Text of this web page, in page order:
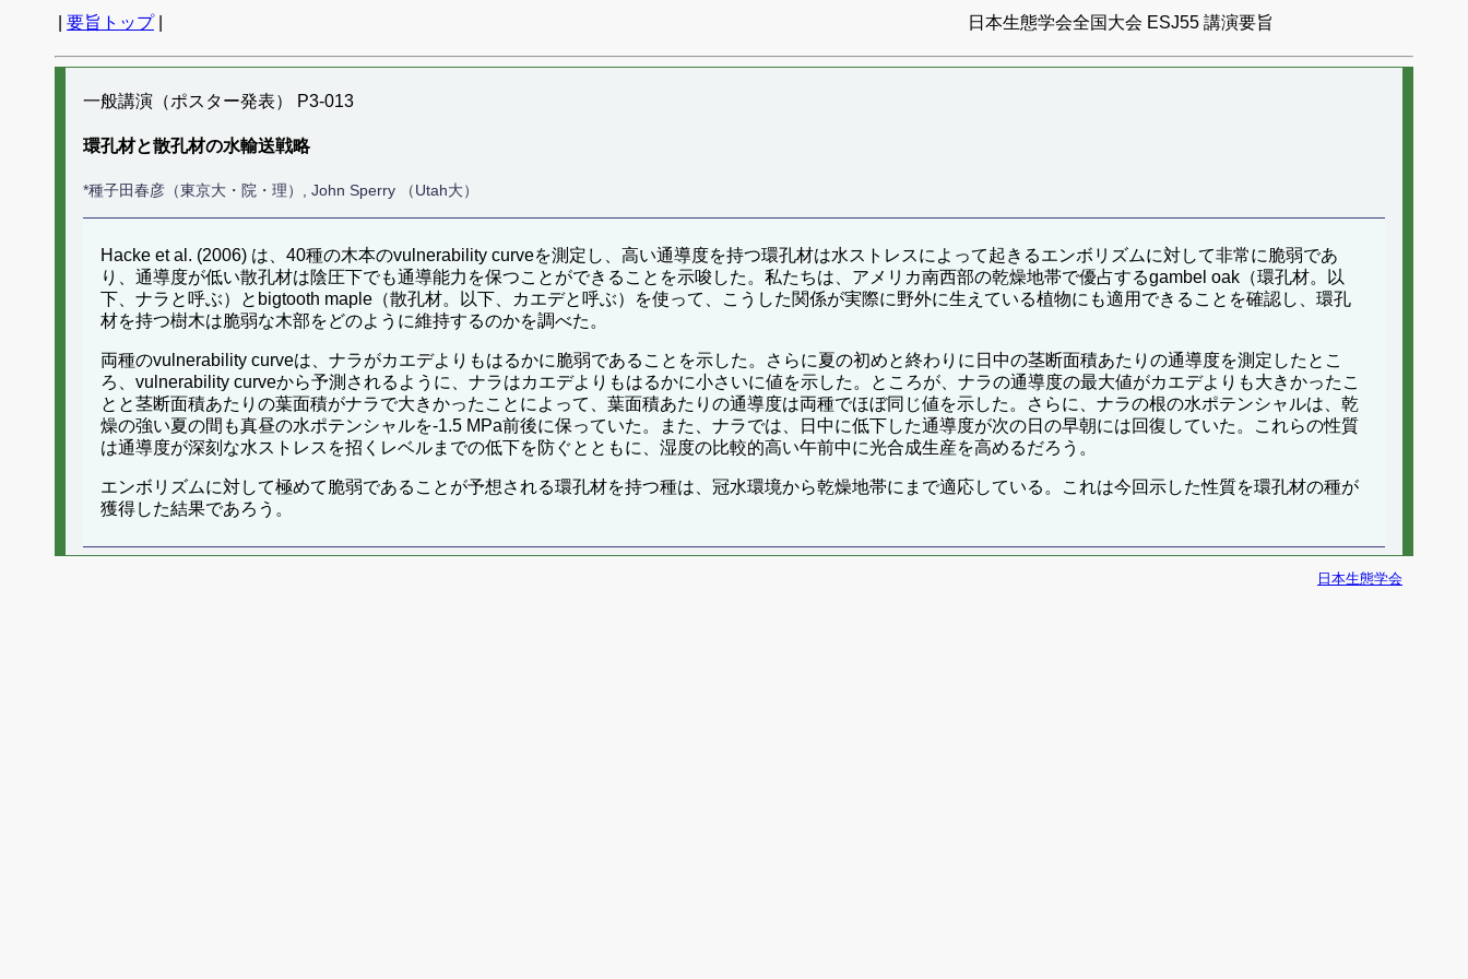
要旨トップ| 日本生態学会全国大会 ESJ55 講演要旨
一般講演（ポスター発表） P3-013
環孔材と散孔材の水輸送戦略
*種子田春彦（東京大・院・理）, John Sperry （Utah大）
Hacke et al. (2006) は、40種の木本のvulnerability curveを測定し、高い通導度を持つ環孔材は水ストレスによって起きるエンボリズムに対して非常に脆弱であ
り、通導度が低い散孔材は陰圧下でも通導能力を保つことができることを示唆した。私たちは、アメリカ南西部の乾燥地帯で優占するgambel oak（環孔材。以
下、ナラと呼ぶ）とbigtooth maple（散孔材。以下、カエデと呼ぶ）を使って、こうした関係が実際に野外に生えている植物にも適用できることを確認し、環孔
材を持つ樹木は脆弱な木部をどのように維持するのかを調べた。
両種のvulnerability curveは、ナラがカエデよりもはるかに脆弱であることを示した。さらに夏の初めと終わりに日中の茎断面積あたりの通導度を測定したとこ
ろ、vulnerability curveから予測されるように、ナラはカエデよりもはるかに小さいに値を示した。ところが、ナラの通導度の最大値がカエデよりも大きかったこ
とと茎断面積あたりの葉面積がナラで大きかったことによって、葉面積あたりの通導度は両種でほぼ同じ値を示した。さらに、ナラの根の水ポテンシャルは、乾
燥の強い夏の間も真昼の水ポテンシャルを-1.5 MPa前後に保っていた。また、ナラでは、日中に低下した通導度が次の日の早朝には回復していた。これらの性質
は通導度が深刻な水ストレスを招くレベルまでの低下を防ぐとともに、湿度の比較的高い午前中に光合成生産を高めるだろう。
エンボリズムに対して極めて脆弱であることが予想される環孔材を持つ種は、冠水環境から乾燥地帯にまで適応している。これは今回示した性質を環孔材の種が
獲得した結果であろう。
日本生態学会